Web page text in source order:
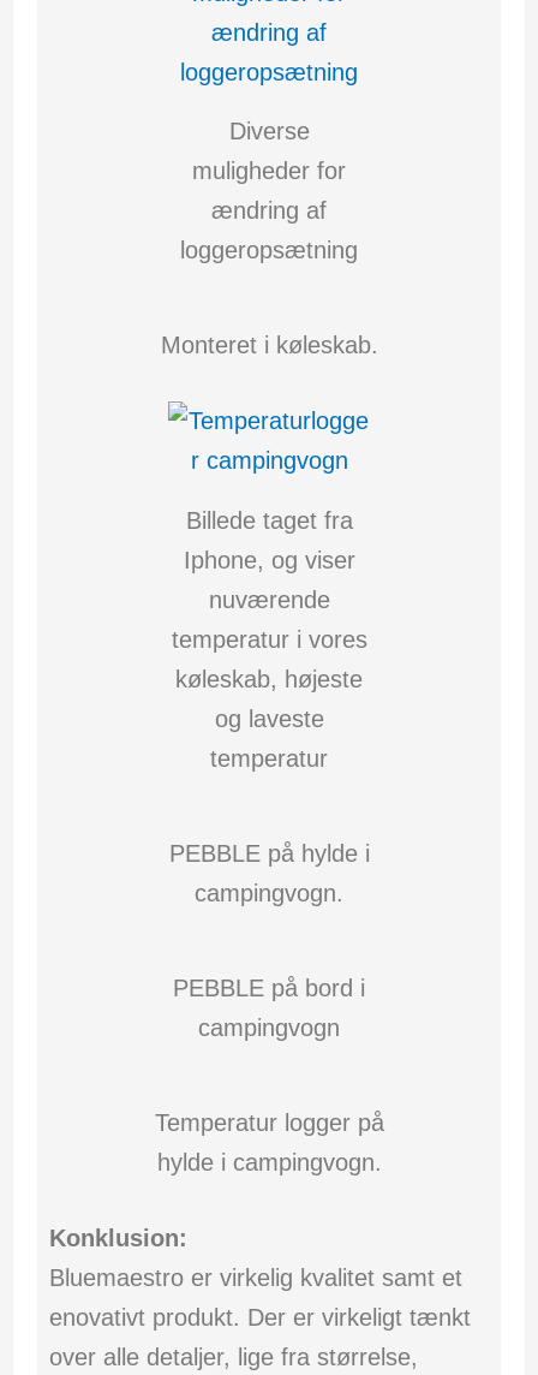
Diverse
muligheder for
ændring af
loggeropsætning
Monteret i køleskab.
Billede taget fra
Iphone, og viser
nuværende
temperatur i vores
køleskab, højeste
og laveste
temperatur
PEBBLE på hylde i
campingvogn.
PEBBLE på bord i
campingvogn
Temperatur logger på
hylde i campingvogn.
Konklusion:
Bluemaestro er virkelig kvalitet samt et
enovativt produkt. Der er virkeligt tænkt
over alle detaljer, lige fra størrelse,